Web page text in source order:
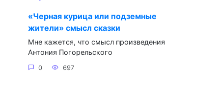
«Черная курица или подземные
жители» смысл сказки
Мне кажется, что смысл произведения
Антония Погорельского
0 697